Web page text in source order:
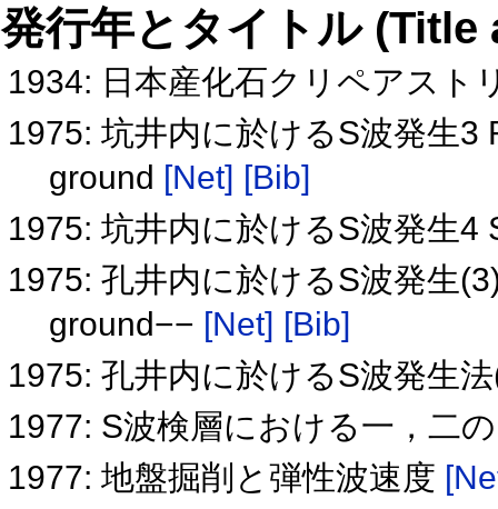
発行年とタイトル
1934: 日本産化石クリペアスト
1975: 坑井内に於けるS波発生
ground [Net] [Bib]
1975: 坑井内に於けるS波発生
1975: 孔井内に於けるS波発生
ground−− [Net] [Bib]
1975: 孔井内に於けるS波発生
1977: S波検層における一，二
1977: 地盤掘削と弾性波速度